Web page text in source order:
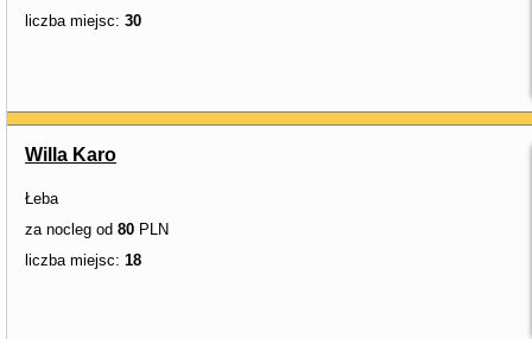
liczba miejsc: 30
Willa Karo
Łeba
za nocleg od 80 PLN
liczba miejsc: 18